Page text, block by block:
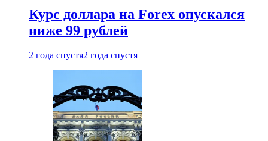
Курс доллара на Forex опускался
ниже 99 рублей
2 года спустя2 года спустя